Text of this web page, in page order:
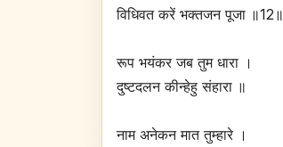
विधिवत करें भक्तजन पूजा ॥12॥
रूप भयंकर जब तुम धारा ।
दुष्टदलन कीन्हेहु संहारा ॥
नाम अनेकन मात तुम्हारे ।